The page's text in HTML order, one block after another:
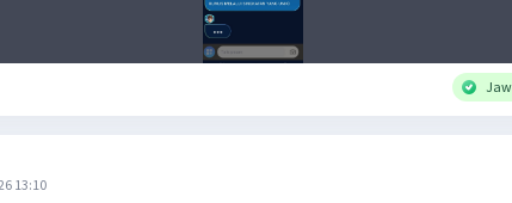
13:10